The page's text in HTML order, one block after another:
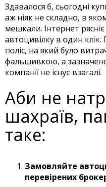
Здавалося б, сьогодні
аж ніяк не складно, в
мешкали. Інтернет
автоцивілку в один
поліс, на який було
фальшивкою, а
компанії не існує взагалі.
Аби не
шахраїв,
таке:
Замовляйте
перевірених